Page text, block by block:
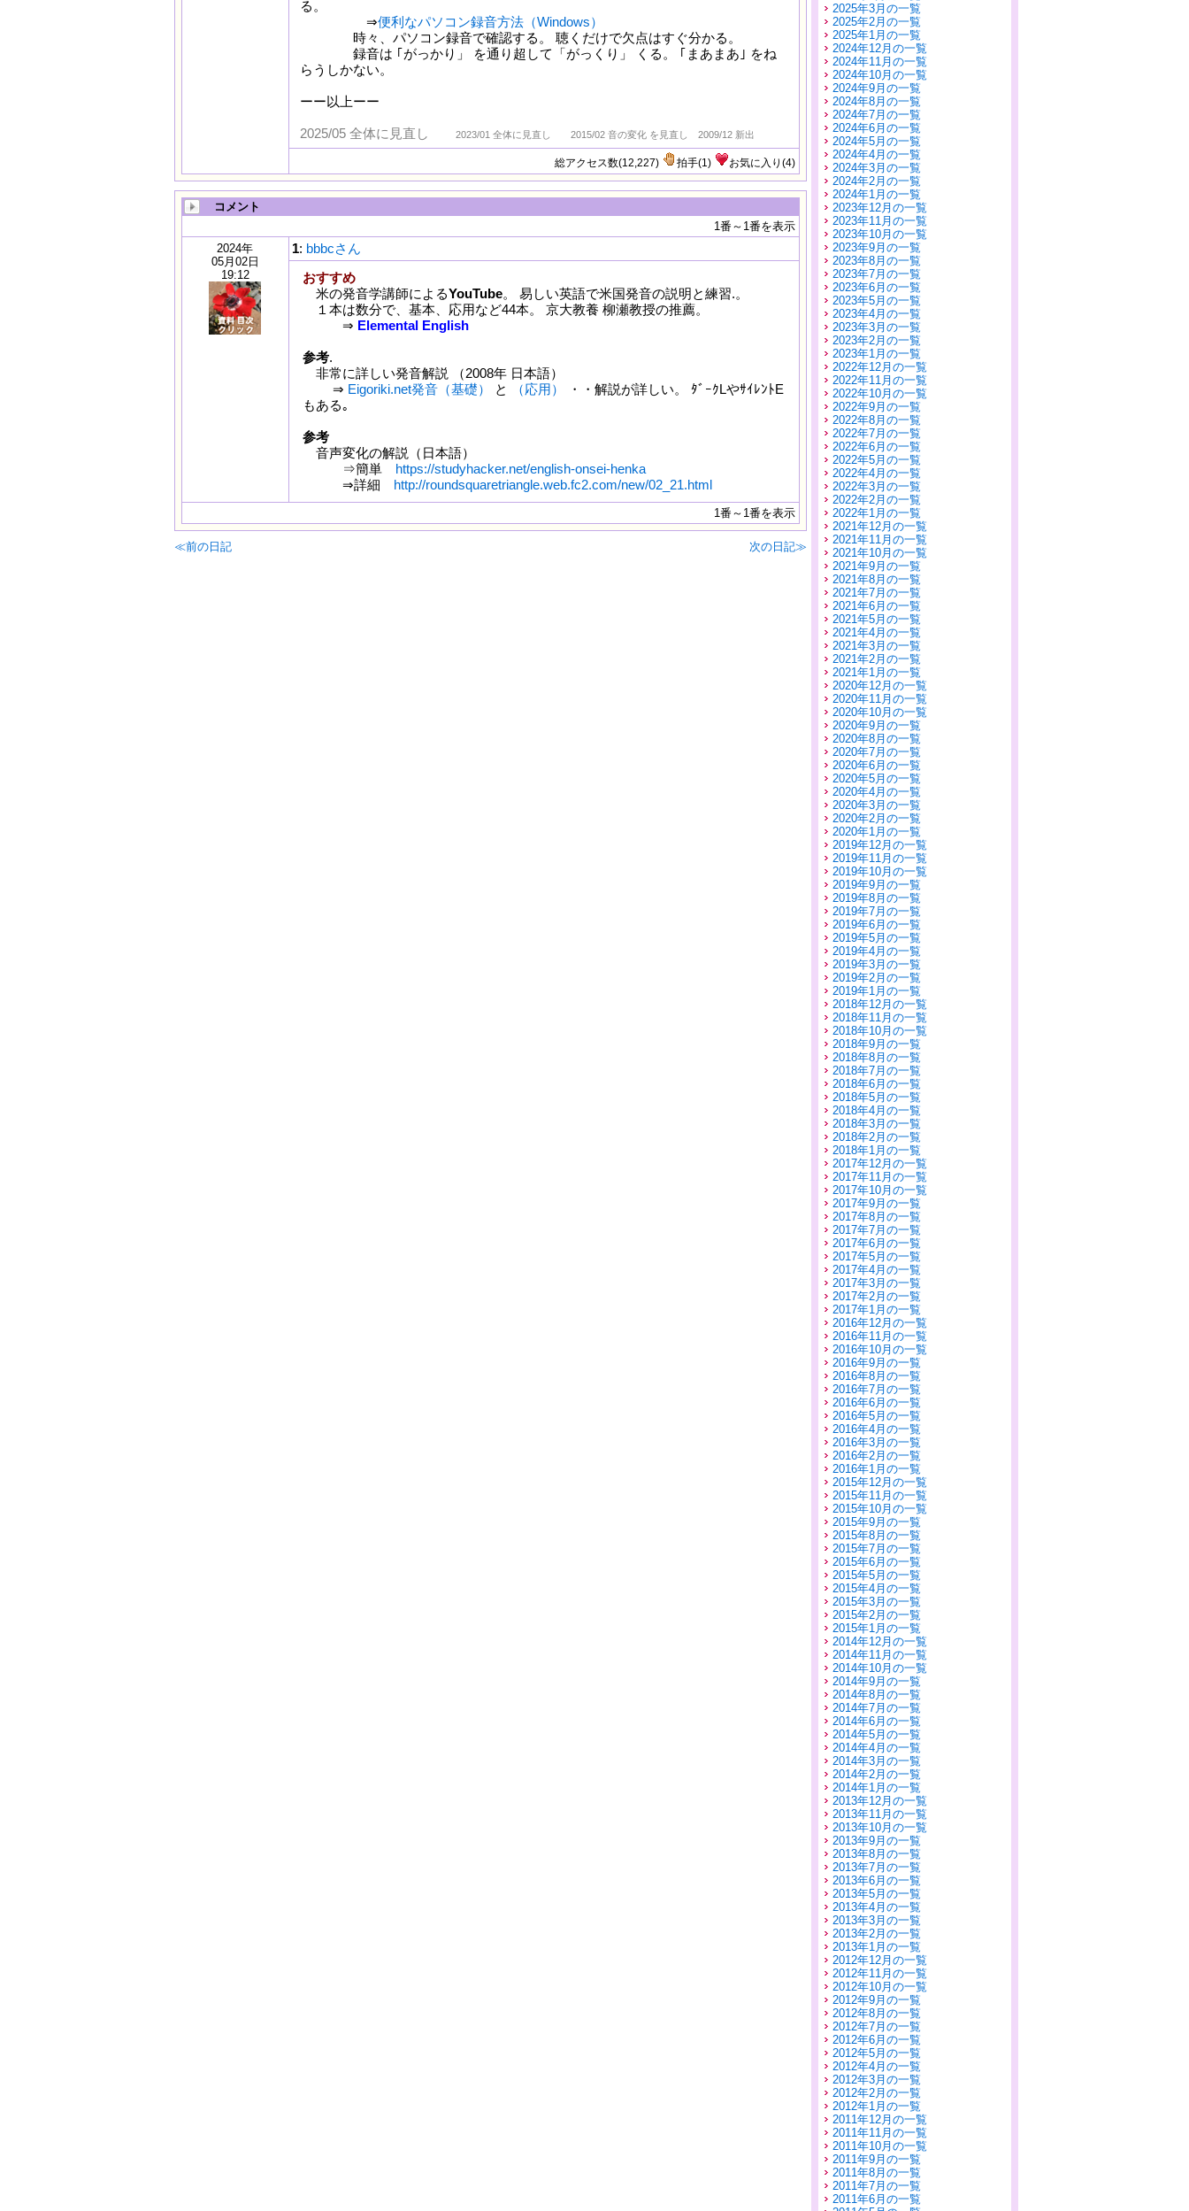
る。
⇒便利なパソコン録音方法（Windows）
時々、パソコン録音で確認する。 聴くだけで欠点はすぐ分かる。
録音は ｢がっかり」 を通り超して「がっくり」 くる。 ｢まあまあ｣ をね
らうしかない。
ーー以上ーー
2025/05 全体に見直し
2023/01 全体に見直し 2015/02 音の変化 を見直し 2009/12 新出
総アクセス数(12,227) 拍手(1) お気に入り (4)
コメント
1番～1番を表示
2024年
05月02日
19:12
1: bbbcさん
おすすめ
米の発音学講師によるYouTube。 易しい英語で米国発音の説明と練習.。
１本は数分で、基本、応用など44本。 京大教養 柳瀬教授の推薦。
⇒ Elemental English
参考.
非常に詳しい発音解説 （2008年 日本語）
⇒ Eigoriki.net発音（基礎） と （応用）
・・解説が詳しい。 ﾀﾞｰｸLやｻｲﾚﾝﾄE
もある｡
参考
音声変化の解説（日本語）
⇒簡単 https://studyhacker.net/english-onsei-henka
⇒詳細 http://roundsquaretriangle.web.fc2.com/new/02_21.html
1番～1番を表示
≪前の日記 次の日記≫
2025年3月の一覧
2025年2月の一覧
2025年1月の一覧
2024年12月の一覧
2024年11月の一覧
2024年10月の一覧
2024年9月の一覧
2024年8月の一覧
2024年7月の一覧
2024年6月の一覧
2024年5月の一覧
2024年4月の一覧
2024年3月の一覧
2024年2月の一覧
2024年1月の一覧
2023年12月の一覧
2023年11月の一覧
2023年10月の一覧
2023年9月の一覧
2023年8月の一覧
2023年7月の一覧
2023年6月の一覧
2023年5月の一覧
2023年4月の一覧
2023年3月の一覧
2023年2月の一覧
2023年1月の一覧
2022年12月の一覧
2022年11月の一覧
2022年10月の一覧
2022年9月の一覧
2022年8月の一覧
2022年7月の一覧
2022年6月の一覧
2022年5月の一覧
2022年4月の一覧
2022年3月の一覧
2022年2月の一覧
2022年1月の一覧
2021年12月の一覧
2021年11月の一覧
2021年10月の一覧
2021年9月の一覧
2021年8月の一覧
2021年7月の一覧
2021年6月の一覧
2021年5月の一覧
2021年4月の一覧
2021年3月の一覧
2021年2月の一覧
2021年1月の一覧
2020年12月の一覧
2020年11月の一覧
2020年10月の一覧
2020年9月の一覧
2020年8月の一覧
2020年7月の一覧
2020年6月の一覧
2020年5月の一覧
2020年4月の一覧
2020年3月の一覧
2020年2月の一覧
2020年1月の一覧
2019年12月の一覧
2019年11月の一覧
2019年10月の一覧
2019年9月の一覧
2019年8月の一覧
2019年7月の一覧
2019年6月の一覧
2019年5月の一覧
2019年4月の一覧
2019年3月の一覧
2019年2月の一覧
2019年1月の一覧
2018年12月の一覧
2018年11月の一覧
2018年10月の一覧
2018年9月の一覧
2018年8月の一覧
2018年7月の一覧
2018年6月の一覧
2018年5月の一覧
2018年4月の一覧
2018年3月の一覧
2018年2月の一覧
2018年1月の一覧
2017年12月の一覧
2017年11月の一覧
2017年10月の一覧
2017年9月の一覧
2017年8月の一覧
2017年7月の一覧
2017年6月の一覧
2017年5月の一覧
2017年4月の一覧
2017年3月の一覧
2017年2月の一覧
2017年1月の一覧
2016年12月の一覧
2016年11月の一覧
2016年10月の一覧
2016年9月の一覧
2016年8月の一覧
2016年7月の一覧
2016年6月の一覧
2016年5月の一覧
2016年4月の一覧
2016年3月の一覧
2016年2月の一覧
2016年1月の一覧
2015年12月の一覧
2015年11月の一覧
2015年10月の一覧
2015年9月の一覧
2015年8月の一覧
2015年7月の一覧
2015年6月の一覧
2015年5月の一覧
2015年4月の一覧
2015年3月の一覧
2015年2月の一覧
2015年1月の一覧
2014年12月の一覧
2014年11月の一覧
2014年10月の一覧
2014年9月の一覧
2014年8月の一覧
2014年7月の一覧
2014年6月の一覧
2014年5月の一覧
2014年4月の一覧
2014年3月の一覧
2014年2月の一覧
2014年1月の一覧
2013年12月の一覧
2013年11月の一覧
2013年10月の一覧
2013年9月の一覧
2013年8月の一覧
2013年7月の一覧
2013年6月の一覧
2013年5月の一覧
2013年4月の一覧
2013年3月の一覧
2013年2月の一覧
2013年1月の一覧
2012年12月の一覧
2012年11月の一覧
2012年10月の一覧
2012年9月の一覧
2012年8月の一覧
2012年7月の一覧
2012年6月の一覧
2012年5月の一覧
2012年4月の一覧
2012年3月の一覧
2012年2月の一覧
2012年1月の一覧
2011年12月の一覧
2011年11月の一覧
2011年10月の一覧
2011年9月の一覧
2011年8月の一覧
2011年7月の一覧
2011年6月の一覧